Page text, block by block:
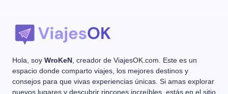
Hola, soy WroKeN , creador de ViajesOK.com. Este es un
espacio donde comparto viajes, los mejores destinos y
consejos para que vivas experiencias únicas. Si amas explorar
nuevos lugares y descubrir rincones increíbles, estás en el sitio